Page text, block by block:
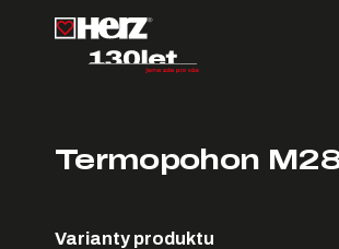
Termopohon
Varianty produktu